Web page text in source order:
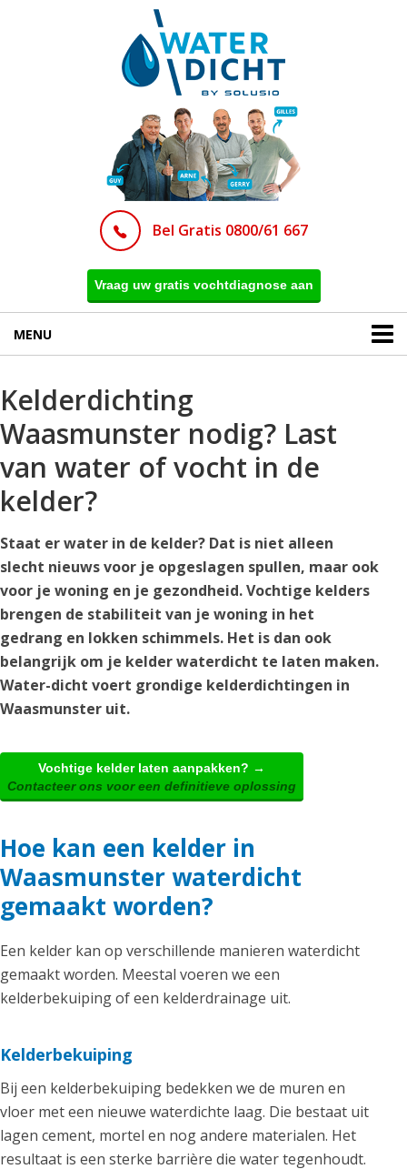
Bel Gratis 0800/61 667
Vraag uw gratis vochtdiagnose aan
MENU
Kelderdichting
Waasmunster nodig? Last
van water of vocht in de
kelder?
Staat er water in de kelder? Dat is niet alleen
slecht nieuws voor je opgeslagen spullen, maar ook
voor je woning en je gezondheid. Vochtige kelders
brengen de stabiliteit van je woning in het
gedrang en lokken schimmels. Het is dan ook
belangrijk om je kelder waterdicht te laten maken.
Water-dicht voert grondige kelderdichtingen in
Waasmunster uit.
Vochtige kelder laten aanpakken? →
Contacteer ons voor een definitieve oplossing
Hoe kan een kelder in
Waasmunster waterdicht
gemaakt worden?
Een kelder kan op verschillende manieren waterdicht
gemaakt worden. Meestal voeren we een
kelderbekuiping of een kelderdrainage uit.
Kelderbekuiping
Bij een kelderbekuiping bedekken we de muren en
vloer met een nieuwe waterdichte laag. Die bestaat uit
lagen cement, mortel en nog andere materialen. Het
resultaat is een sterke barrière die water tegenhoudt.